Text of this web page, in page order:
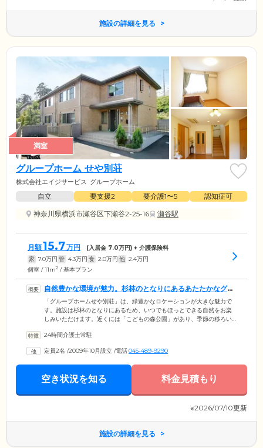
施設の詳細を見る
満室
グループホーム せや別荘
株式会社エイジサービス グループホーム
自立 要支援2 要介護1〜5
認知症可
神奈川県横浜市瀬谷区下瀬谷2-25-16
瀬谷駅
月額15.7万円 (入居金 7.0万円) + 介護保険料
家 7.0万円 管 4.3万円 食 2.0万円 他 2.4万円
個室 / 11m2 / 基本プラン
自然豊かな環境が魅力。杉林のとなりにあるあたたかなグル
ープホームです
「グループホームせや別荘」は、緑豊かなロケーションが大きな魅力で
す。施設は杉林のとなりにあるため、いつでもほっとできる自然をお楽
しみいただけます。近くには「こどもの森公園」があり、季節の移ろい
です。施設では、「自立支援」を基本にしたケアをご提供。できるだけ
リビングを掃除したり、自分で考え動くことで、認知機能の維持・向上
を促します。介護スタッフは24時間常駐し、万全の見守り体制を確立。
のでご安心ください。
24時間介護士常駐
定員2名 /2009年10月設立 /電話045-489-9290
空き状況を知る 料金見積もり
※2026/07/10更新
施設の詳細を見る